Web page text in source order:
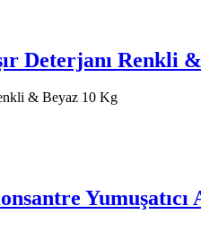
Deterjanı Renkli
& Beyaz 10 Kg
Yumuşatıcı